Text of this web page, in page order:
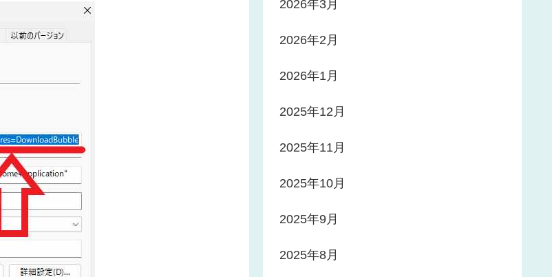
2026年3月
2026年2月
2026年1月
2025年12月
2025年11月
2025年10月
2025年9月
2025年8月